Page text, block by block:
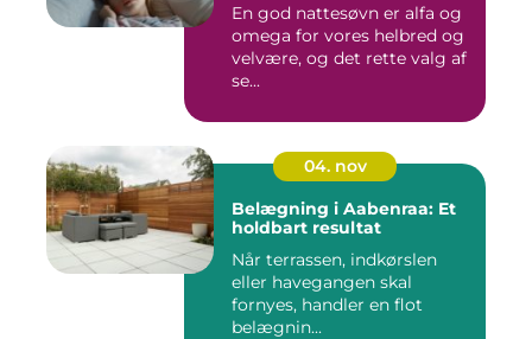
En god nattesøvn er alfa og
omega for vores helbred og
velvære, og det rette valg af
se...
04. nov
Belægning i Aabenraa: Et
holdbart resultat
Når terrassen, indkørslen
eller havegangen skal
fornyes, handler en flot
belægnin...